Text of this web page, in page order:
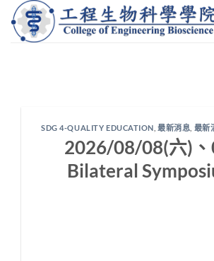
Skip
content
SDG 4-QUALITY EDUCATION ,最新消息 最新
2026/08/08(六)、
Bilateral